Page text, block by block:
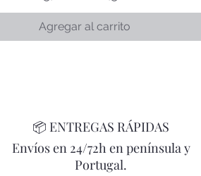
Agregar al carrito
📦 ENTREGAS RÁPIDAS
Envíos en 24/72h en península y
Portugal.